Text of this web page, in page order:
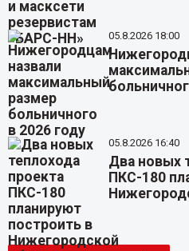
05.8.2026 18:00
05.8.2026 16:40
Два новых
ПКС-180